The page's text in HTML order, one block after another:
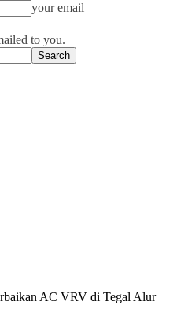
your email
to you.
AC VRV di Tegal Alur